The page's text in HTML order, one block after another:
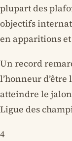
plupart des
objectifs
en apparitions
Un record
l’honneur
atteindre le
Ligue des
4